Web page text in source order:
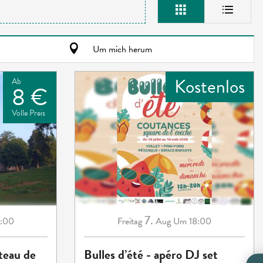
Um mich herum
Ab
8 €
Volle Preis
de
Kostenlos
Freitag7. Aug Um 18:00
Bulles d’été - apéro DJ set